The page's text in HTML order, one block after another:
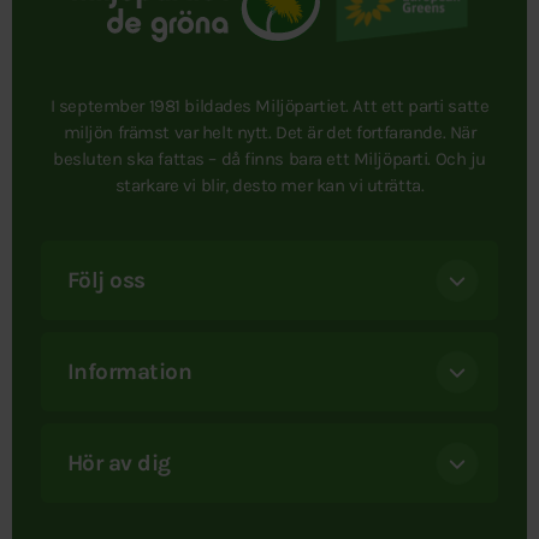
I september 1981 bildades Miljöpartiet. Att ett parti satte
miljön främst var helt nytt. Det är det fortfarande. När
besluten ska fattas – då finns bara ett Miljöparti. Och ju
starkare vi blir, desto mer kan vi uträtta.
Följ oss
Information
Hör av dig